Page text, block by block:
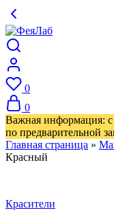
0
0
Важная информация: с
по предварительной
Главная страница »
Красный
Красители